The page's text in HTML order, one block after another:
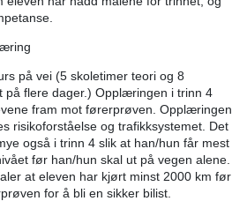
på vei (5 skoletimer teori og 8
på flere dager.) Opplæringen i trinn 4
fram mot førerprøven. Opplæringen
risikoforståelse og trafikksystemet. Det
også i trinn 4 slik at han/hun får mest
før han/hun skal ut på vegen alene.
at eleven har kjørt minst 2000 km før
for å bli en sikker bilist.